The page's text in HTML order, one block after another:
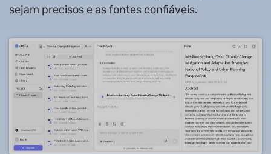
sejam precisos e as fontes confiáveis.